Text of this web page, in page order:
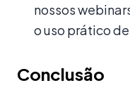
nossos
o uso prático
Conclusão